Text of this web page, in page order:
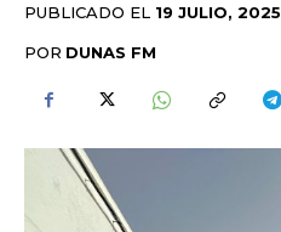
PUBLICADO EL 19 JULIO, 2025
POR DUNAS FM